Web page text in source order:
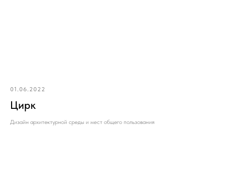
01.06.2022
Цирк
Дизайн архитектурной среды и мест общего пользования